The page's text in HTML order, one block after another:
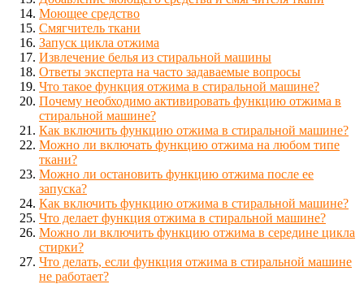
Моющее средство
Смягчитель ткани
Запуск цикла отжима
Извлечение белья из стиральной машины
Ответы эксперта на часто задаваемые вопросы
Что такое функция отжима в стиральной машине?
Почему необходимо активировать функцию отжима в
стиральной машине?
Как включить функцию отжима в стиральной машине?
Можно ли включать функцию отжима на любом типе
ткани?
Можно ли остановить функцию отжима после ее
запуска?
Как включить функцию отжима в стиральной машине?
Что делает функция отжима в стиральной машине?
Можно ли включить функцию отжима в середине цикла
стирки?
Что делать, если функция отжима в стиральной машине
не работает?